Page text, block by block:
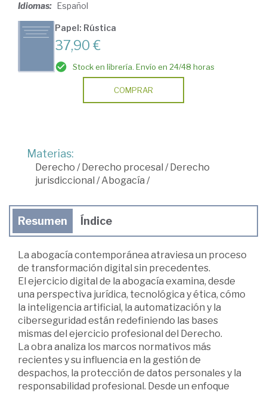
Idiomas: Español
Papel: Rústica
37,90 €
Stock en librería. Envío en 24/48 horas
COMPRAR
Materias:
Derecho / Derecho procesal / Derecho
jurisdiccional /Abogacía /
Resumen Índice
La abogacía contemporánea atraviesa un proceso
de transformación digital sin precedentes.
El ejercicio digital de la abogacía examina, desde
una perspectiva jurídica, tecnológica y ética, cómo
la inteligencia artificial, la automatización y la
ciberseguridad están redefiniendo las bases
mismas del ejercicio profesional del Derecho.
La obra analiza los marcos normativos más
recientes y su influencia en la gestión de
despachos, la protección de datos personales y la
responsabilidad profesional. Desde un enfoque